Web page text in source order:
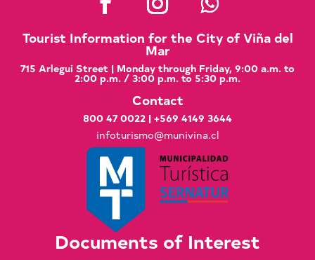
Tourist Information for the City of Viña del
Mar
715 Arlegui Street | Monday through Friday, 9:00 a.m. to
2:00 p.m. / 3:00 p.m. to 5:30 p.m.
Contact
800 47 0022 | +569 4149 3644
infoturismo@munivina.cl
Documents of Interest